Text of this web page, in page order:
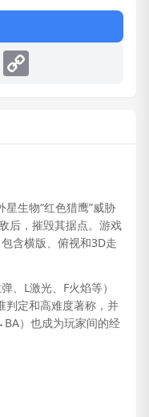
Qzone
星生物“红色猎鹰”威胁
后，摧毁其据点。游戏
含横版、俯视和3D走
、L激光、F火焰等）
判定和高难度著称，并
）也成为玩家间的经